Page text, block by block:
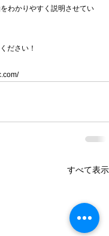
ださい！
すべて表示